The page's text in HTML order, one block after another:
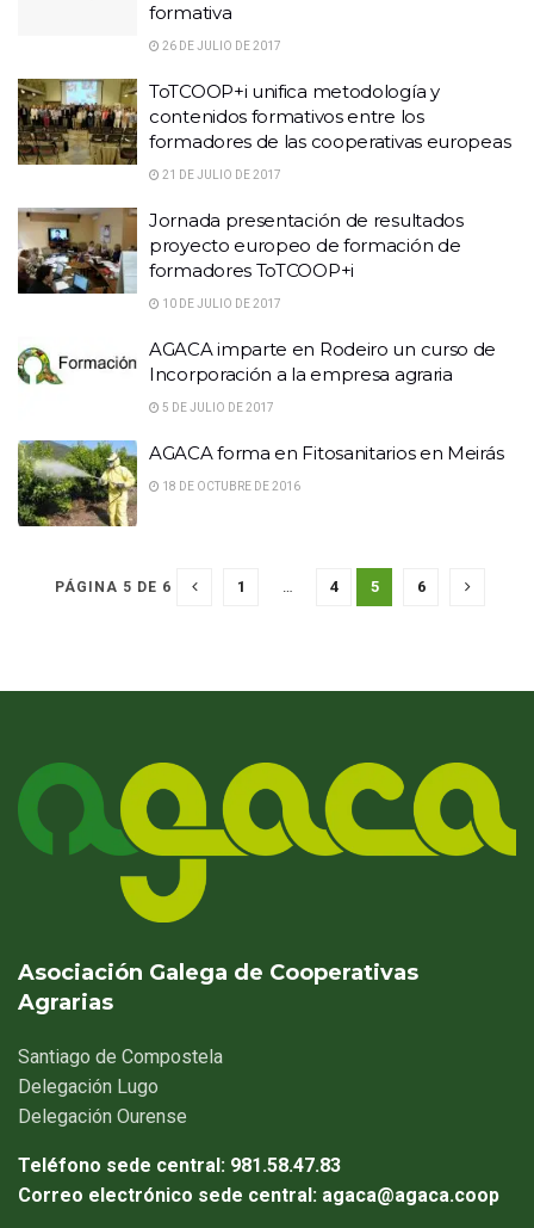
formativa
26 DE JULIO DE 2017
ToTCOOP+i unifica metodología y
contenidos formativos entre los
formadores de las cooperativas europeas
21 DE JULIO DE 2017
Jornada presentación de resultados
proyecto europeo de formación de
formadores ToTCOOP+i
10 DE JULIO DE 2017
AGACA imparte en Rodeiro un curso de
Incorporación a la empresa agraria
5 DE JULIO DE 2017
AGACA forma en Fitosanitarios en Meirás
18 DE OCTUBRE DE 2016
PÁGINA 5 DE 6 1 4 5 6
Asociación Galega de Cooperativas
Agrarias
Santiago de Compostela
Delegación Lugo
Delegación Ourense
Teléfono sede central: 981.58.47.83
Correo electrónico sede central: agaca@agaca.coop